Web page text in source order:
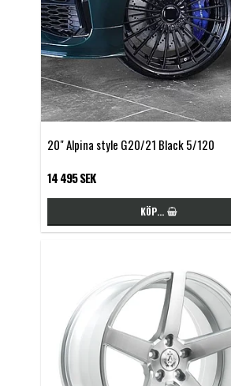
20" Alpina style G20/21 Black 5/120
14 495 SEK
KÖP…